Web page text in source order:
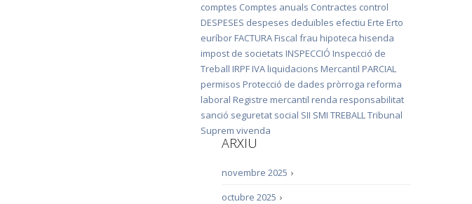
comptes Comptes anuals Contractes control
DESPESES despeses deduïbles efectiu Erte Erto
euríbor FACTURA Fiscal frau hipoteca hisenda
impost de societats INSPECCIÓ Inspecció de
Treball IRPF IVA liquidacions Mercantil PARCIAL
permisos Protecció de dades pròrroga reforma
laboral Registre mercantil renda responsabilitat
sanció seguretat social SII SMI TREBALLTribunal
Suprem vivenda
ARXIU
›
novembre 2025
›
octubre 2025